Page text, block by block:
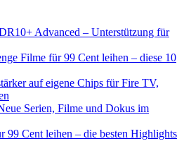
Advanced – Unterstützung für
Filme für 99 Cent leihen – diese 10
auf eigene Chips für Fire TV,
Serien, Filme und Dokus im
99 Cent leihen – die besten Highlights